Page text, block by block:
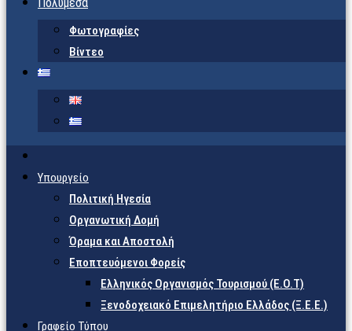
Φωτογραφίες
Βίντεο
Υπουργείο
Πολιτική Ηγεσία
Οργανωτική Δομή
Όραμα και Αποστολή
Εποπτευόμενοι Φορείς
Eλληνικός Οργανισμός Τουρισμού (Ε.Ο.Τ)
Ξενοδοχειακό Επιμελητήριο Ελλάδος (Ξ.Ε.Ε.)
Γραφείο Τύπου